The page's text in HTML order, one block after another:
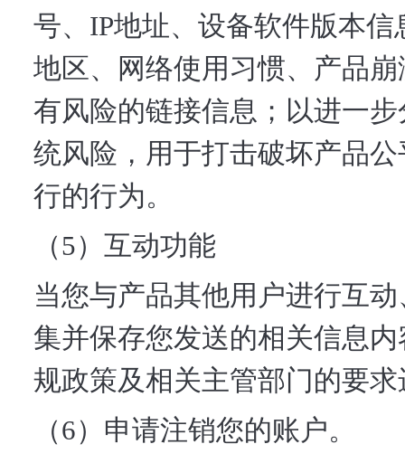
号、IP地址、设备软件版本
地区、网络使用习惯、产品
有风险的链接信息；以进一
统风险，用于打击破坏产品
行的行为。
（5）互动功能
当您与产品其他用户进行互
集并保存您发送的相关信息
规政策及相关主管部门的要
（6）申请注销您的账户。